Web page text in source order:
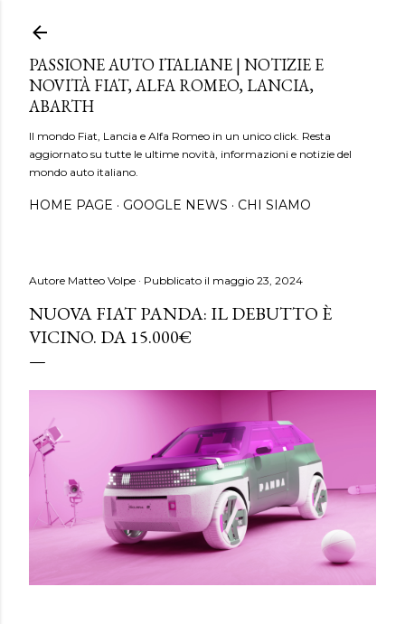
PASSIONE AUTO ITALIANE | NOTIZIE E
NOVITÀ FIAT, ALFA ROMEO, LANCIA,
ABARTH
Il mondo Fiat, Lancia e Alfa Romeo in un unico click. Resta
aggiornato su tutte le ultime novità, informazioni e notizie del
mondo auto italiano.
HOME PAGE GOOGLE NEWS CHI SIAMO
Autore Matteo Volpe Pubblicato il maggio 23, 2024
NUOVA FIAT PANDA: IL DEBUTTO È
VICINO. DA 15.000€